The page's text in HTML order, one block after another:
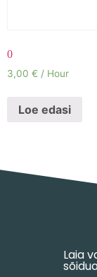
0
3,00 € / Hour
Loe edasi
Laia